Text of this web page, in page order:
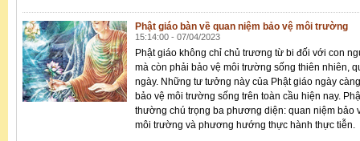
Phật giáo bàn về quan niệm bảo vệ môi trường
15:14:00 - 07/04/2023
Phật giáo không chỉ chủ trương từ bi đối với con
mà còn phải bảo vệ môi trường sống thiên nhiên,
ngày. Những tư tưởng này của Phật giáo ngày
bảo vệ môi trường sống trên toàn cầu hiện nay.
thường chú trọng ba phương diện: quan niệm bảo
môi trường và phương hướng thực hành thực tiễn.